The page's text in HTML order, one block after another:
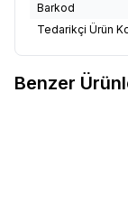
Barkod
Tedarikçi Ürün
Benzer